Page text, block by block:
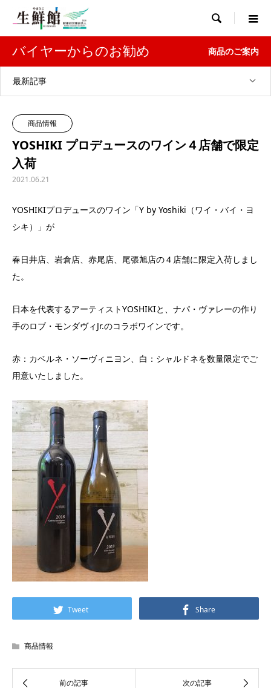

バイヤーからのお勧め 商品のご案内
最新記事
商品情報
YOSHIKI プロデュースのワイン４店舗で限定
入荷
2021.06.21
YOSHIKIプロデュースのワイン「Y by Yoshiki（ワイ・バイ・ヨ
シキ）」が
春日井店、岩倉店、赤尾店、尾張旭店の４店舗に限定入荷しまし
た。
日本を代表するアーティストYOSHIKIと、ナパ・ヴァレーの作り
手のロブ・モンダヴィJr.のコラボワインです。
赤：カベルネ・ソーヴィニヨン、白：シャルドネを数量限定でご
用意いたしました。
Tweet Share
商品情報